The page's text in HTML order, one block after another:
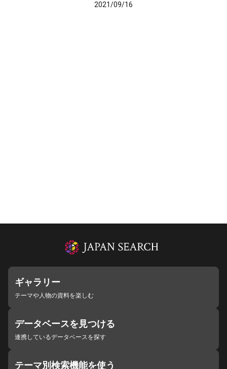
2021/09/16
ギャラリー
テーマや人物の資料を楽しむ
データベースを見つける
連携しているデータベースを探す
テーマ別検索機能を使う